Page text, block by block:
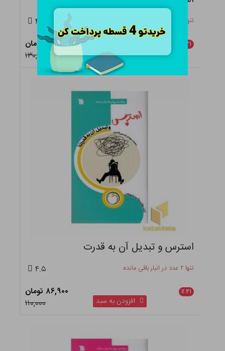
تنها ۳ عدد در انبار باقی مانده ۴.۵
۲۱
۱۰۲,۷۰۰ تومان
۱۳۰,۰۰۰
افزودن به سبد
استرس و تبدیل آن به قدرت
تنها ۲ عدد در انبار باقی مانده ۴.۵
۲۱ ٪
۸۶,۹۰۰ تومان
۱۱۰,۰۰۰
افزودن به سبد